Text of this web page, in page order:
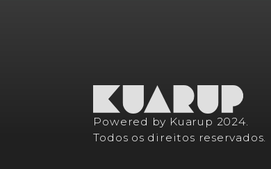
Powered by Kuarup 2024.
Todos os direitos reservados.